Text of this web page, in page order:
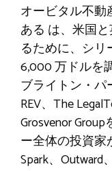
オービタル不動
ある は、米国
るために、シ
6,000 万ドルを
ブライトン・パ
REV、The
Grosvenor
ー全体の投資家
Spark、Outward